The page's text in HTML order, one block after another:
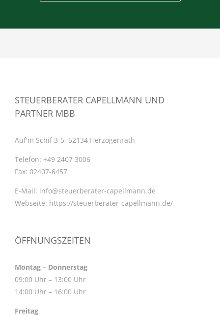
STEUERBERATER CAPELLMANN UND
PARTNER MBB
Auf'm Schif 3-5, 52134 Herzogenrath
Telefon: +49 2407 3006
Fax: 02407-6457
E-Mail: info@steuerberater-capellmann.de
Webseite: https://steuerberater-capellmann.de/
ÖFFNUNGSZEITEN
Montag – Donnerstag
09:00 Uhr – 13:00 Uhr
14:00 Uhr – 16:00 Uhr
Freitag